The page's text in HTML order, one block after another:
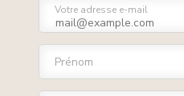
Votre adresse e-mail
Prénom